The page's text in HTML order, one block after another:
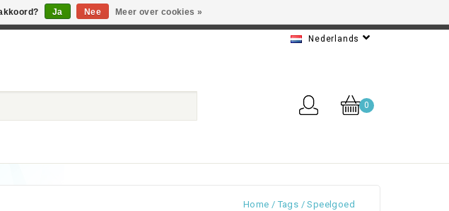
Nederlands
0
Home /Tags /Speelgoed
Ja Nee Meer over cookies »
• Snelle levering • Beste service